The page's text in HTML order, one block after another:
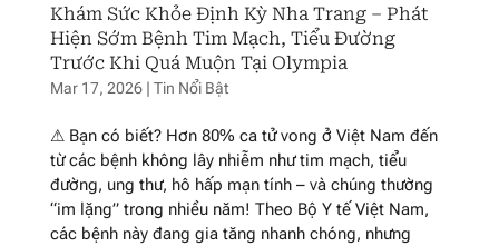
Khám Sức Khỏe Định Kỳ Nha Trang – Phát
Hiện Sớm Bệnh Tim Mạch, Tiểu Đường
Trước Khi Quá Muộn Tại Olympia
Mar 17, 2026| Tin Nổi Bật
⚠ Bạn có biết? Hơn 80% ca tử vong ở Việt Nam đến
từ các bệnh không lây nhiễm như tim mạch, tiểu
đường, ung thư, hô hấp mạn tính – và chúng thường
“im lặng” trong nhiều năm! Theo Bộ Y tế Việt Nam,
các bệnh này đang gia tăng nhanh chóng, nhưng